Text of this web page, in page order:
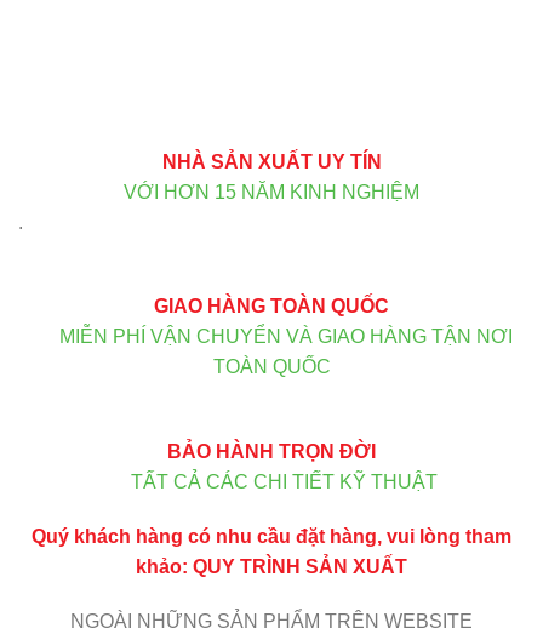
NHÀ SẢN XUẤT UY TÍN
VỚI HƠN 15 NĂM KINH NGHIỆM
.
GIAO HÀNG TOÀN QUỐC
MIỄN PHÍ VẬN CHUYỂN VÀ GIAO HÀNG TẬN NƠI
TOÀN QUỐC
BẢO HÀNH TRỌN ĐỜI
TẤT CẢ CÁC CHI TIẾT KỸ THUẬT
Quý khách hàng có nhu cầu đặt hàng, vui lòng tham
khảo: QUY TRÌNH SẢN XUẤT
NGOÀI NHỮNG SẢN PHẨM TRÊN WEBSITE